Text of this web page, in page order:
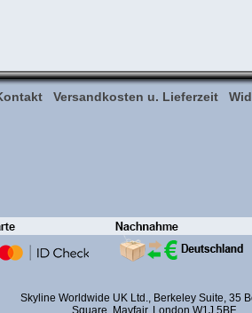
Versandkosten u. Lieferzeit